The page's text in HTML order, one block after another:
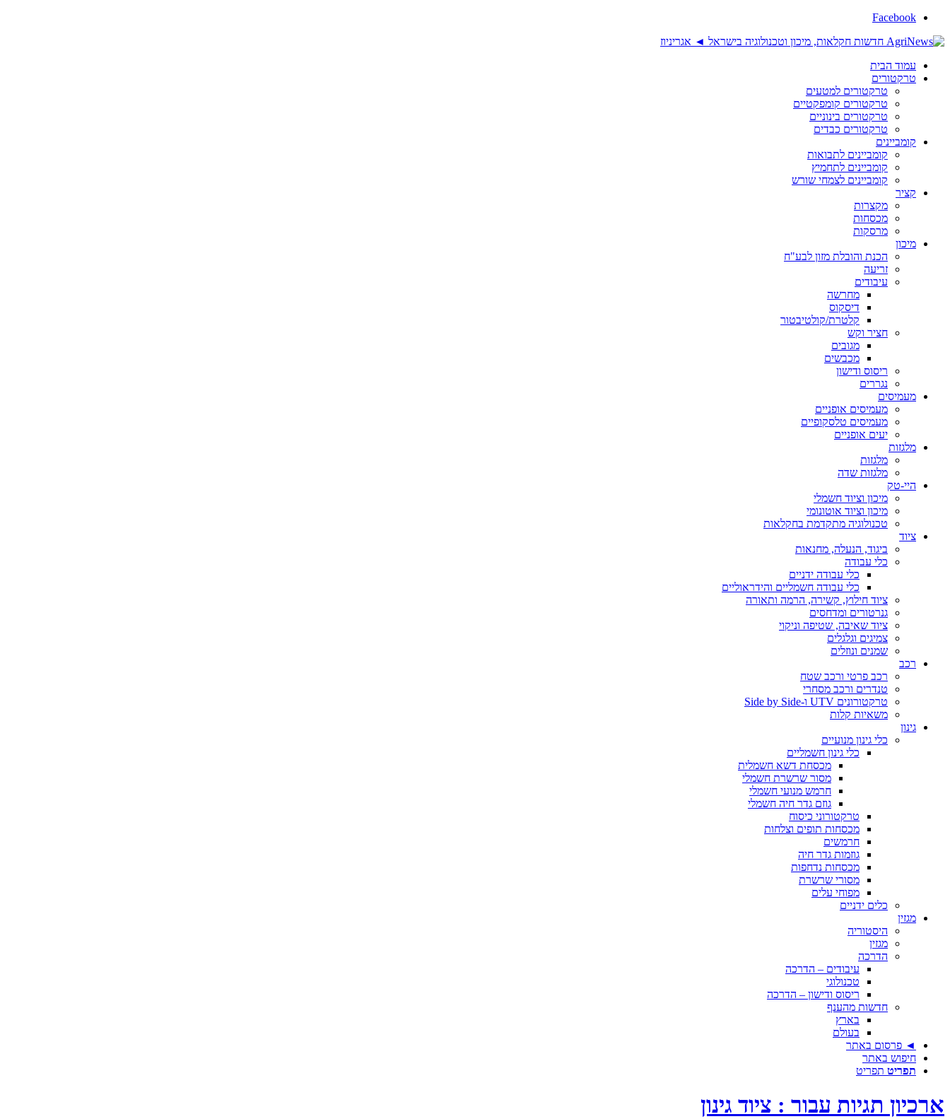
Facebook
עמוד הבית
טרקטורים
טרקטורים למטעים
טרקטורים קומפקטיים
טרקטורים בינוניים
טרקטורים כבדים
קומביינים
קומביינים לתבואות
קומביינים לתחמיץ
קומביינים לצמחי שורש
קציר
מקצרות
מכסחות
מרסקות
מיכון
הכנת והובלת מזון לבע"ח
זריעה
עיבודים
מחרשה
דיסקוס
קלטרת/קולטיבטור
חציר וקש
מגובים
מכבשים
ריסוס ודישון
נגררים
מעמיסים
מעמיסים אופניים
מעמיסים טלסקופיים
יעים אופניים
מלגזות
מלגזות
מלגזות שדה
היי-טק
מיכון וציוד חשמלי
מיכון וציוד אוטונומי
טכנולוגיה מתקדמת בחקלאות
ציוד
ביגוד, הנעלה, מחנאות
כלי עבודה
כלי עבודה ידניים
כלי עבודה חשמליים והידראוליים
ציוד חילוץ, קשירה, הרמה ותאורה
גנרטורים ומדחסים
ציוד שאיבה, שטיפה וניקוי
צמיגים וגלגלים
שמנים ונוזלים
רכב
רכב פרטי ורכב שטח
טנדרים ורכב מסחרי
טרקטורונים UTV ו-Side by Side
משאיות קלות
גינון
כלי גינון מנועיים
כלי גינון חשמליים
מכסחת דשא חשמלית
מסור שרשרת חשמלי
חרמש מנועי חשמלי
גוזם גדר חיה חשמלי
טרקטורוני כיסוח
מכסחות תופים וצלחות
חרמשים
גוזמות גדר חיה
מכסחות נדחפות
מסורי שרשרת
מפוחי עלים
כלים ידניים
מגזין
היסטוריה
מגזין
הדרכה
עיבודים – הדרכה
טכנולוגי
ריסוס ודישון – הדרכה
חדשות מהענף
בארץ
בעולם
◄ פרסום באתר
חיפוש באתר
תפריט תפריט
ארכיון תגיות עבור : ציוד גינון